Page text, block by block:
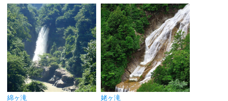
綿ヶ滝 姥ヶ滝